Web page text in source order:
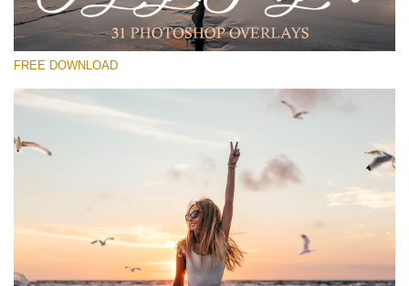
Flying Seagulls
(31 Overlays)
Sky Boundless
(347 Overlays)
(1783 Overlays)
Large 6000*4000px
FREE DOWNLOAD